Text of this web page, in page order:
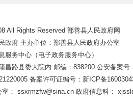
All Rights Reserved 鄯善县人民政府网
政府 主办单位：鄯善县人民政府办公室
服务中心（电子政务服务中心）
昌路县委大院内 邮编：838200 公安备案号
备案许可证编号：新ICP备
室： ssxrmzfw@sina.cn 政府信息科：